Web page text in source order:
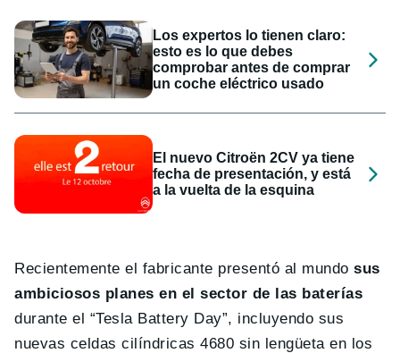
Los expertos lo tienen claro:
esto es lo que debes
comprobar antes de comprar
un coche eléctrico usado
El nuevo Citroën 2CV ya tiene
fecha de presentación, y está
a la vuelta de la esquina
Recientemente el fabricante presentó al mundosus
ambiciosos planes en el sector de las baterías
durante el “Tesla Battery Day”, incluyendo sus
nuevas celdas cilíndricas 4680 sin lengüeta en los